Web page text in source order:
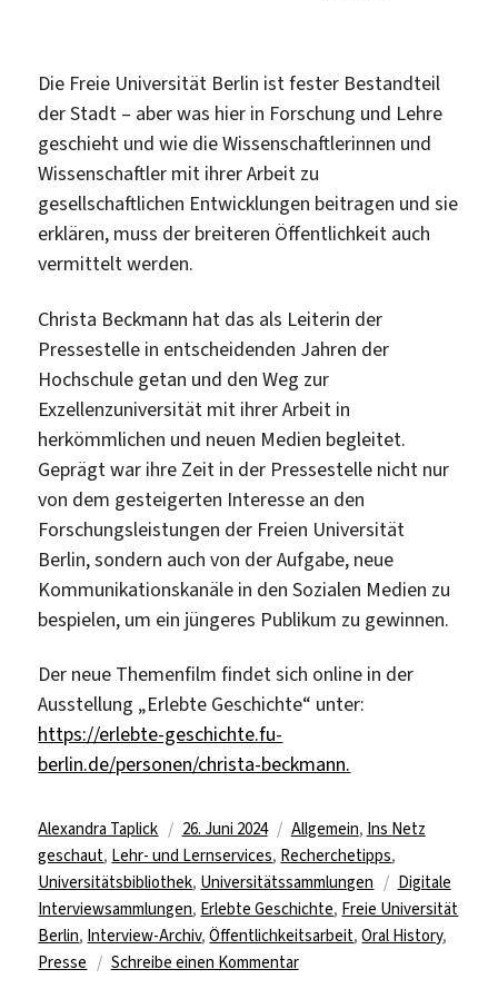
Die Freie Universität Berlin ist fester Bestandteil
der Stadt – aber was hier in Forschung und Lehre
geschieht und wie die Wissenschaftlerinnen und
Wissenschaftler mit ihrer Arbeit zu
gesellschaftlichen Entwicklungen beitragen und sie
erklären, muss der breiteren Öffentlichkeit auch
vermittelt werden.
Christa Beckmann hat das als Leiterin der
Pressestelle in entscheidenden Jahren der
Hochschule getan und den Weg zur
Exzellenzuniversität mit ihrer Arbeit in
herkömmlichen und neuen Medien begleitet.
Geprägt war ihre Zeit in der Pressestelle nicht nur
von dem gesteigerten Interesse an den
Forschungsleistungen der Freien Universität
Berlin, sondern auch von der Aufgabe, neue
Kommunikationskanäle in den Sozialen Medien zu
bespielen, um ein jüngeres Publikum zu gewinnen.
Der neue Themenfilm findet sich online in der
Ausstellung „Erlebte Geschichte“ unter:
https://erlebte-geschichte.fu-
berlin.de/personen/christa-beckmann.
Autor
Alexandra Taplick
Veröffentlicht
am
26. Juni 2024 Kategorien
Allgemein, Ins Netz
geschaut, Lehr- und Lernservices, Recherchetipps,
Universitätsbibliothek, Universitätssammlungen Schlagwörter
Digitale
Interviewsammlungen, Erlebte Geschichte, Freie Universität
Berlin, Interview-Archiv,Öffentlichkeitsarbeit,Oral History,
Presse
Schreibe einen Kommentarzu